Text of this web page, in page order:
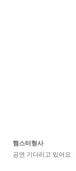
햄스터형사
공연 기다리고 있어요